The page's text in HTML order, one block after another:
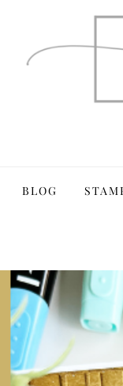
BLOG